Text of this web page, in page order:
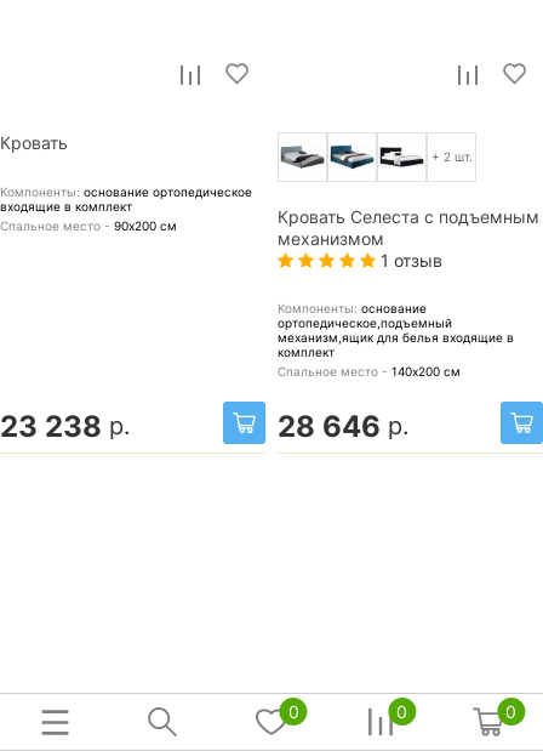
Кровать
Компоненты: основание ортопедическое
входящие в комплект
Спальное место - 90х200 см
23 238 р.
+ 2 шт.
Кровать Селеста с подъемным
механизмом
1 отзыв
Компоненты: основание
ортопедическое,подъемный
механизм,ящик для белья входящие в
комплект
Спальное место - 140х200 см
28 646 р.
0 0 0